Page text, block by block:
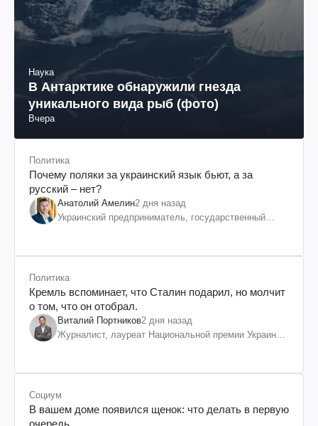
Наука
В Антарктике обнаружили гнезда
уникального вида рыб (фото)
Вчера
Политика
Почему поляки за украинский язык бьют, а за
русский – нет?
Анатолий Амелин2 дня назад
Украинский предприниматель, государственный
Политика
Кремль вспоминает, что Сталин подарил, но молчит
о том, что он отобрал.
Виталий Портников2 дня назад
Журналист, лауреат Национальной премии Украины
Социум
В вашем доме появился щенок: что делать в первую
очередь